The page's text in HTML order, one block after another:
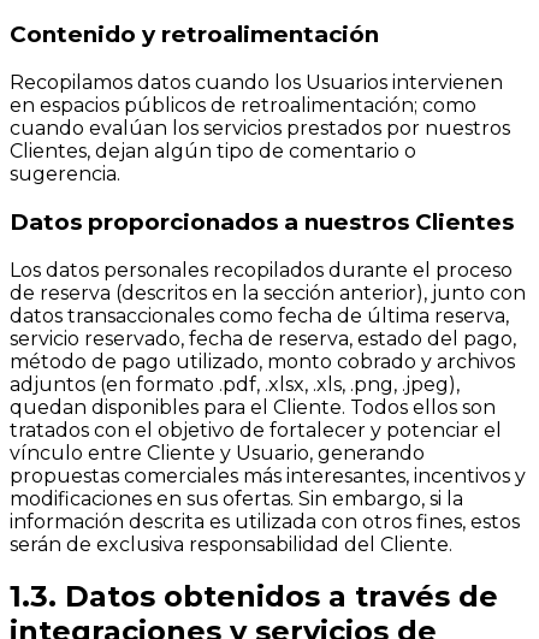
Contenido y retroalimentación
Recopilamos datos cuando los Usuarios intervienen
en espacios públicos de retroalimentación; como
cuando evalúan los servicios prestados por nuestros
Clientes, dejan algún tipo de comentario o
sugerencia.
Datos proporcionados a nuestros Clientes
Los datos personales recopilados durante el proceso
de reserva (descritos en la sección anterior), junto con
datos transaccionales como fecha de última reserva,
servicio reservado, fecha de reserva, estado del pago,
método de pago utilizado, monto cobrado y archivos
adjuntos (en formato .pdf, .xlsx, .xls, .png, .jpeg),
quedan disponibles para el Cliente. Todos ellos son
tratados con el objetivo de fortalecer y potenciar el
vínculo entre Cliente y Usuario, generando
propuestas comerciales más interesantes, incentivos y
modificaciones en sus ofertas. Sin embargo, si la
información descrita es utilizada con otros fines, estos
serán de exclusiva responsabilidad del Cliente.
1.3. Datos obtenidos a través de
integraciones y servicios de